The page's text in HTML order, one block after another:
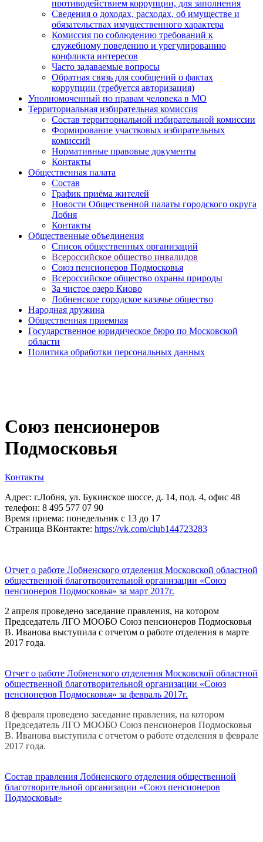
противодействием коррупции, для заполнения
Сведения о доходах, расходах, об имуществе и
обязательствах имущественного характера
Комиссия по соблюдению требований к
служебному поведению и урегулированию
конфликта интересов
Часто задаваемые вопросы
Обратная связь для сообщений о фактах
коррупции (требуется авторизация)
Уполномоченный по правам человека в МО
Территориальная избирательная комиссия
Состав территориальной избирательной комиссии
Формирование участковых избирательных
комиссий
Нормативные правовые документы
Контакты
Общественная палата
Состав
График приёма жителей
Новости Общественной палаты городского округа
Лобня
Контакты
Общественные объединения
Cписок общественных организаций
Всероссийское общество инвалидов
Союз пенсионеров Подмосковья
Всероссийское общество охраны природы
За чистое озеро Киово
Лобненское городское казачье общество
Народная дружина
Общественная приемная
Государственное юридическое бюро по Московской
области
Политика обработки персональных данных
Союз пенсионеров
Подмосковья
Контакты
Адрес: г.Лобня, ул. Букинское шоссе, д. 14, под. 4, офис 48
телефон: 8 495 577 07 90
Время приема: понедельник с 13 до 17
Страница ВКонтакте: https://vk.com/club144723283
Отчет о работе Лобненского отделения Московской областной
общественной благотворительной организации «Союз
пенсионеров Подмосковья» за март 2017г.
2 апреля проведено заседание правления, на котором
Председатель ЛГО МООБО Союз пенсионеров Подмосковья
В. Иванова выступила с отчетом о работе отделения в марте
2017 года.
Отчет о работе Лобненского отделения Московской областной
общественной благотворительной организации «Союз
пенсионеров Подмосковья» за февраль 2017г.
8 февраля проведено заседание правления, на котором
Председатель ЛГО МООБО Союз пенсионеров Подмосковья
В. Иванова выступила с отчетом о работе отделения в феврале
2017 года.
Состав правления Лобненского отделения общественной
благотворительной организации «Союз пенсионеров
Подмосковья»